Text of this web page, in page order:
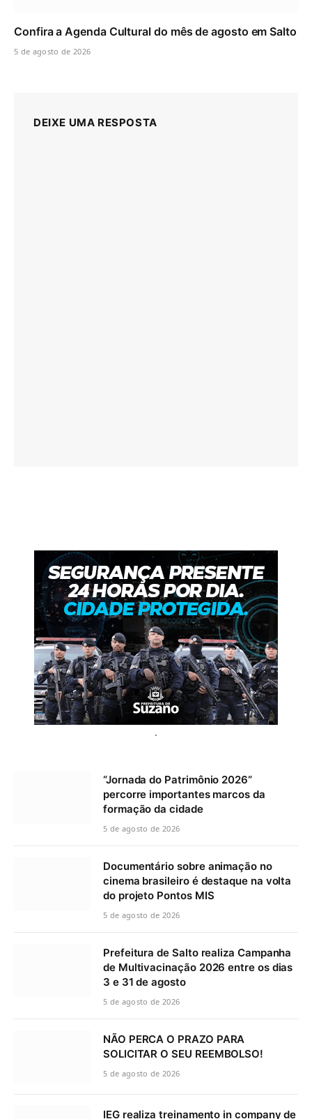
Confira a Agenda Cultural do mês de agosto em Salto
5 de agosto de 2026
DEIXE UMA RESPOSTA
.
“Jornada do Patrimônio 2026“
percorre importantes marcos da
formação da cidade
5 de agosto de 2026
Documentário sobre animação no
cinema brasileiro é destaque na volta
do projeto Pontos MIS
5 de agosto de 2026
Prefeitura de Salto realiza Campanha
de Multivacinação 2026 entre os dias
3 e 31 de agosto
5 de agosto de 2026
NÃO PERCA O PRAZO PARA
SOLICITAR O SEU REEMBOLSO!
5 de agosto de 2026
IEG realiza treinamento in company de